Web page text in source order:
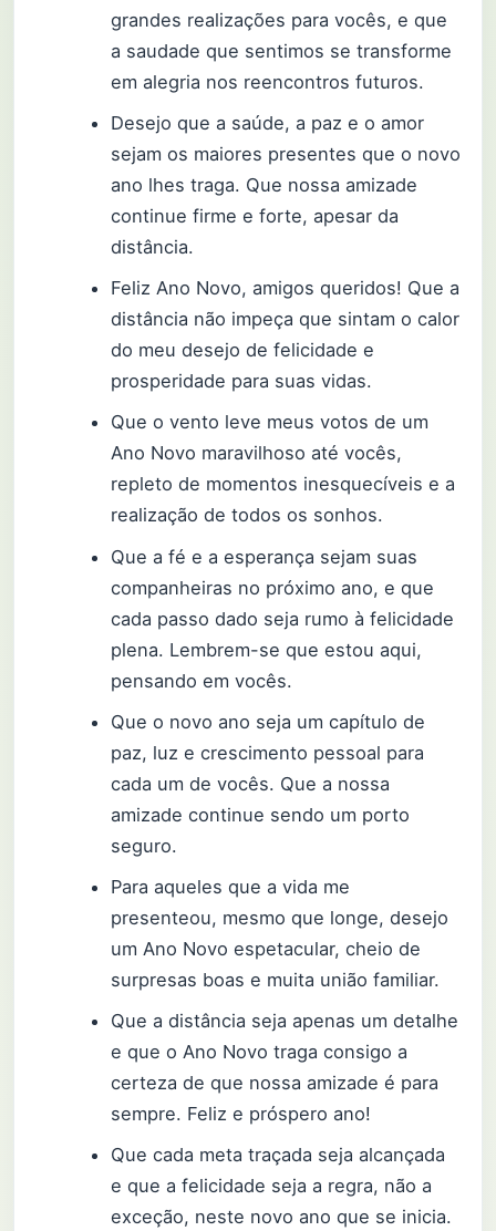
grandes realizações para vocês, e que
a saudade que sentimos se transforme
em alegria nos reencontros futuros.
Desejo que a saúde, a paz e o amor
sejam os maiores presentes que o novo
ano lhes traga. Que nossa amizade
continue firme e forte, apesar da
distância.
Feliz Ano Novo, amigos queridos! Que a
distância não impeça que sintam o calor
do meu desejo de felicidade e
prosperidade para suas vidas.
Que o vento leve meus votos de um
Ano Novo maravilhoso até vocês,
repleto de momentos inesquecíveis e a
realização de todos os sonhos.
Que a fé e a esperança sejam suas
companheiras no próximo ano, e que
cada passo dado seja rumo à felicidade
plena. Lembrem-se que estou aqui,
pensando em vocês.
Que o novo ano seja um capítulo de
paz, luz e crescimento pessoal para
cada um de vocês. Que a nossa
amizade continue sendo um porto
seguro.
Para aqueles que a vida me
presenteou, mesmo que longe, desejo
um Ano Novo espetacular, cheio de
surpresas boas e muita união familiar.
Que a distância seja apenas um detalhe
e que o Ano Novo traga consigo a
certeza de que nossa amizade é para
sempre. Feliz e próspero ano!
Que cada meta traçada seja alcançada
e que a felicidade seja a regra, não a
exceção, neste novo ano que se inicia.